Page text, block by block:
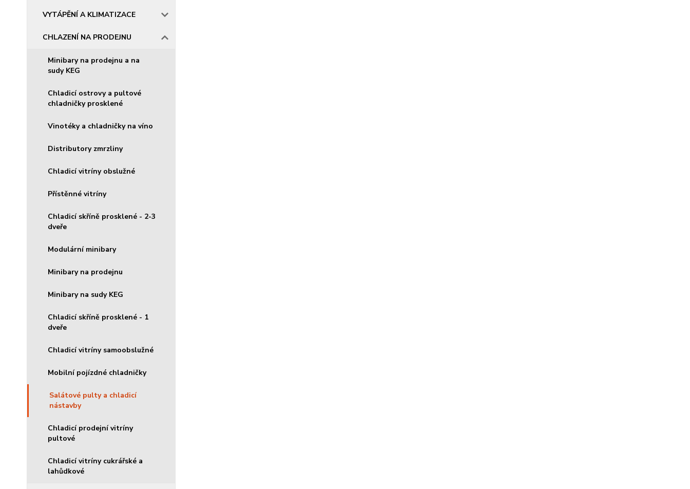
VYTÁPĚNÍ A KLIMATIZACE
CHLAZENÍ NA PRODEJNU
Minibary na prodejnu a na
sudy KEG
Chladicí ostrovy a pultové
chladničky prosklené
Vinotéky a chladničky na víno
Distributory zmrzliny
Chladicí vitríny obslužné
Přístěnné vitríny
Chladicí skříně prosklené - 2-3
dveře
Modulární minibary
Minibary na prodejnu
Minibary na sudy KEG
Chladicí skříně prosklené - 1
dveře
Chladicí vitríny samoobslužné
Mobilní pojízdné chladničky
Salátové pulty a chladicí
nástavby
Chladicí prodejní vitríny
pultové
Chladicí vitríny cukrářské a
lahůdkové